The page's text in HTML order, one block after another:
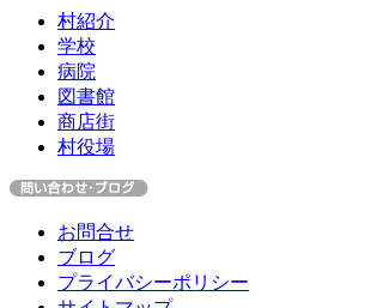
村紹介
学校
病院
図書館
商店街
村役場
お問合せ
ブログ
プライバシーポリシー